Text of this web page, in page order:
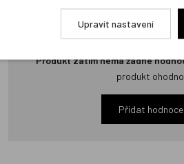
Recenze
Produkt zatím nemá žádné
produkt
Přidat
Upravit nastavení